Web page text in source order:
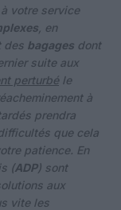
votre service
, en
des bagages dont
suite aux
perturbé le
à
prendra
que cela
patience. En
(ADP) sont
aux
vite les